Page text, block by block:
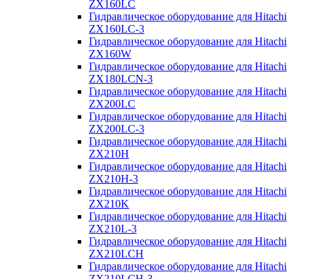
ZX160LC
Гидравлическое оборудование для Hitachi
ZX160LC-3
Гидравлическое оборудование для Hitachi
ZX160W
Гидравлическое оборудование для Hitachi
ZX180LCN-3
Гидравлическое оборудование для Hitachi
ZX200LC
Гидравлическое оборудование для Hitachi
ZX200LC-3
Гидравлическое оборудование для Hitachi
ZX210H
Гидравлическое оборудование для Hitachi
ZX210H-3
Гидравлическое оборудование для Hitachi
ZX210K
Гидравлическое оборудование для Hitachi
ZX210L-3
Гидравлическое оборудование для Hitachi
ZX210LCH
Гидравлическое оборудование для Hitachi